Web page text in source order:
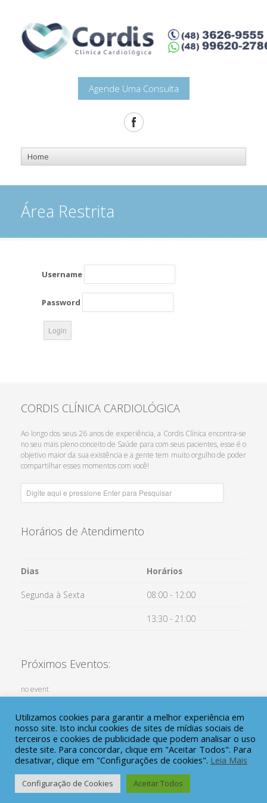
Agende Uma Consulta
Área Restrita
Username
Password
CORDIS CLÍNICA CARDIOLÓGICA
Ao longo dos seus 26 anos de experiência, a Cordis Clínica encontra-se
no seu mais pleno conceito de Saúde para com seus pacientes, esse é o
objetivo maior da sua existência e a gente tem muito orgulho de poder
compartilhar esses momentos com você!
Horários de Atendimento
Dias Horários
Segunda à Sexta 08:00 - 12:00
13:30 - 21:00
Próximos Eventos:
no event
Copyright 2021 Cordis Clinica Tubarão | Todos os direitos reservados |
Responsável Técnico Dra. Maria Eugenia Ximenes Melo CRM 3481
RQE 10162 |
Desenvolvido por
WR2 Sistemas e Websites
Utilizamos cookies para garantir a melhor experiência em
nosso site. Isto inclui cookies de sites de mídias sociais de
terceiros e cookies de publicidade que podem analisar o uso
deste site. Para concordar, clique em "Aceitar Todos". Para
desativar, clique em "Configurações de cookies". Leia Mais
Configuração de Cookies Aceitar Todos